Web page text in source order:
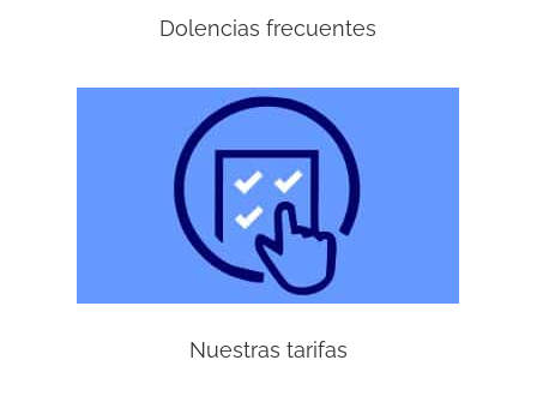
Dolencias frecuentes
Nuestras tarifas